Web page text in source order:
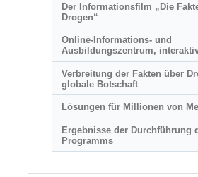
Der Informationsfilm „Die
Drogen“
Online-Informations- und
Ausbildungszentrum,
Verbreitung der Fakten über
globale Botschaft
Lösungen für Millionen von
Ergebnisse der Durchführung
Programms